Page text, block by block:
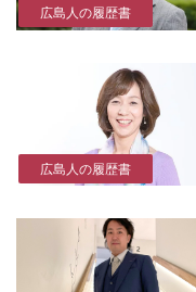
広島人の履歴書
広島人の履歴書